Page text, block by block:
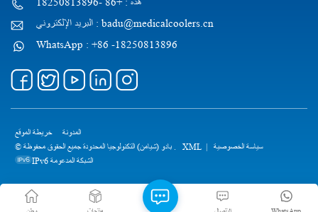
البريد الإلكتروني : badu@medicalcoolers.cn
WhatsApp : +86 -18250813896
خريطة الموقع
المدونة
XML | سياسة الخصوصية
IPv6 الشبكة المدعومة